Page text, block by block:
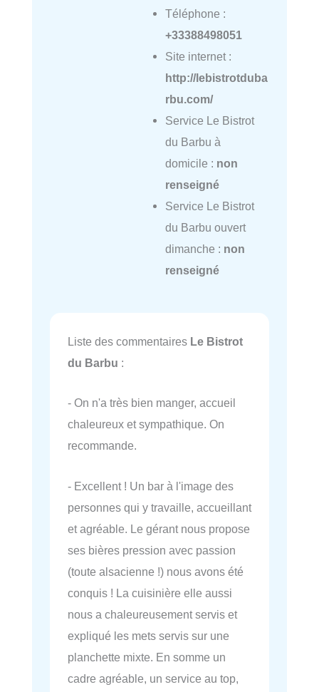
Téléphone :
+33388498051
Site internet :
http://lebistrotduba
rbu.com/
Service Le Bistrot
du Barbu à
domicile : non
renseigné
Service Le Bistrot
du Barbu ouvert
dimanche : non
renseigné
Liste des commentaires Le Bistrot
du Barbu :
- On n'a très bien manger, accueil
chaleureux et sympathique. On
recommande.
- Excellent ! Un bar à l'image des
personnes qui y travaille, accueillant
et agréable. Le gérant nous propose
ses bières pression avec passion
(toute alsacienne !) nous avons été
conquis ! La cuisinière elle aussi
nous a chaleureusement servis et
expliqué les mets servis sur une
planchette mixte. En somme un
cadre agréable, un service au top,